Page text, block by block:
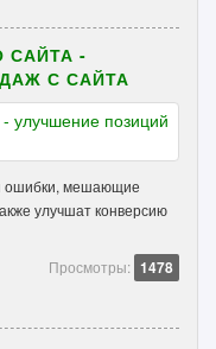
САЙТА -
С САЙТА
ошибки, мешающие
улучшат конверсию
Просмотры: 1478